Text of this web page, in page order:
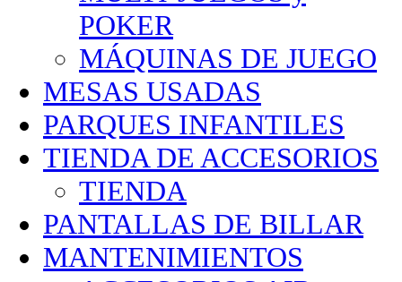
POKER
MÁQUINAS DE JUEGO
MESAS USADAS
PARQUES INFANTILES
TIENDA DE ACCESORIOS
TIENDA
PANTALLAS DE BILLAR
MANTENIMIENTOS